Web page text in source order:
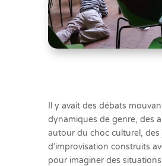
Il y avait des débats
dynamiques de genre, des
autour du choc culturel, des
d’improvisation construits
pour imaginer des